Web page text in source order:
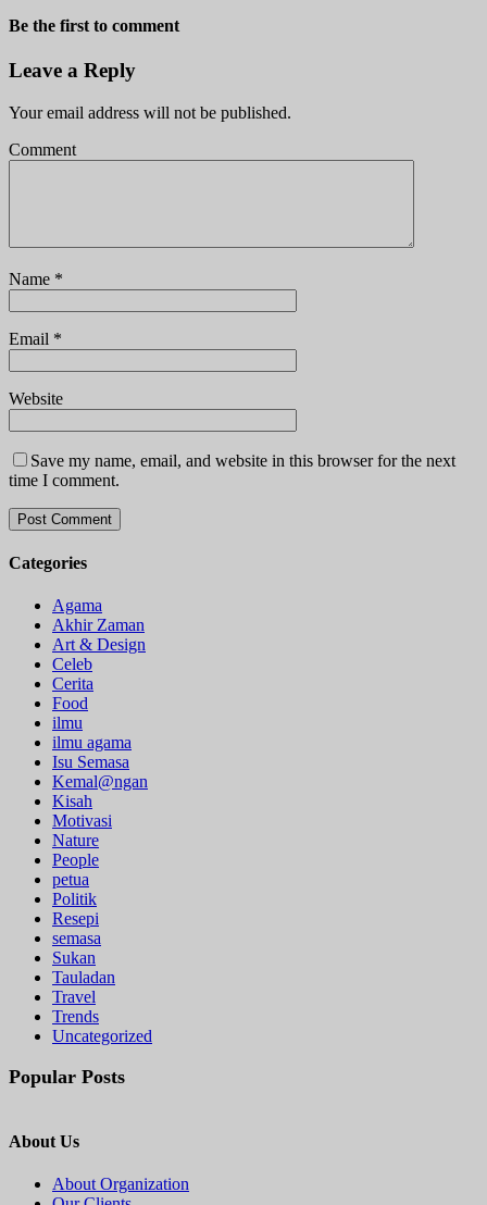
Be the first to comment
Leave a Reply
Your email address will not be published.
Comment
Name *
Email *
Website
Save my name, email, and website in this browser for the next
time I comment.
Categories
Agama
Akhir Zaman
Art & Design
Celeb
Cerita
Food
ilmu
ilmu agama
Isu Semasa
Kemal@ngan
Kisah
Motivasi
Nature
People
petua
Politik
Resepi
semasa
Sukan
Tauladan
Travel
Trends
Uncategorized
Popular Posts
About Us
About Organization